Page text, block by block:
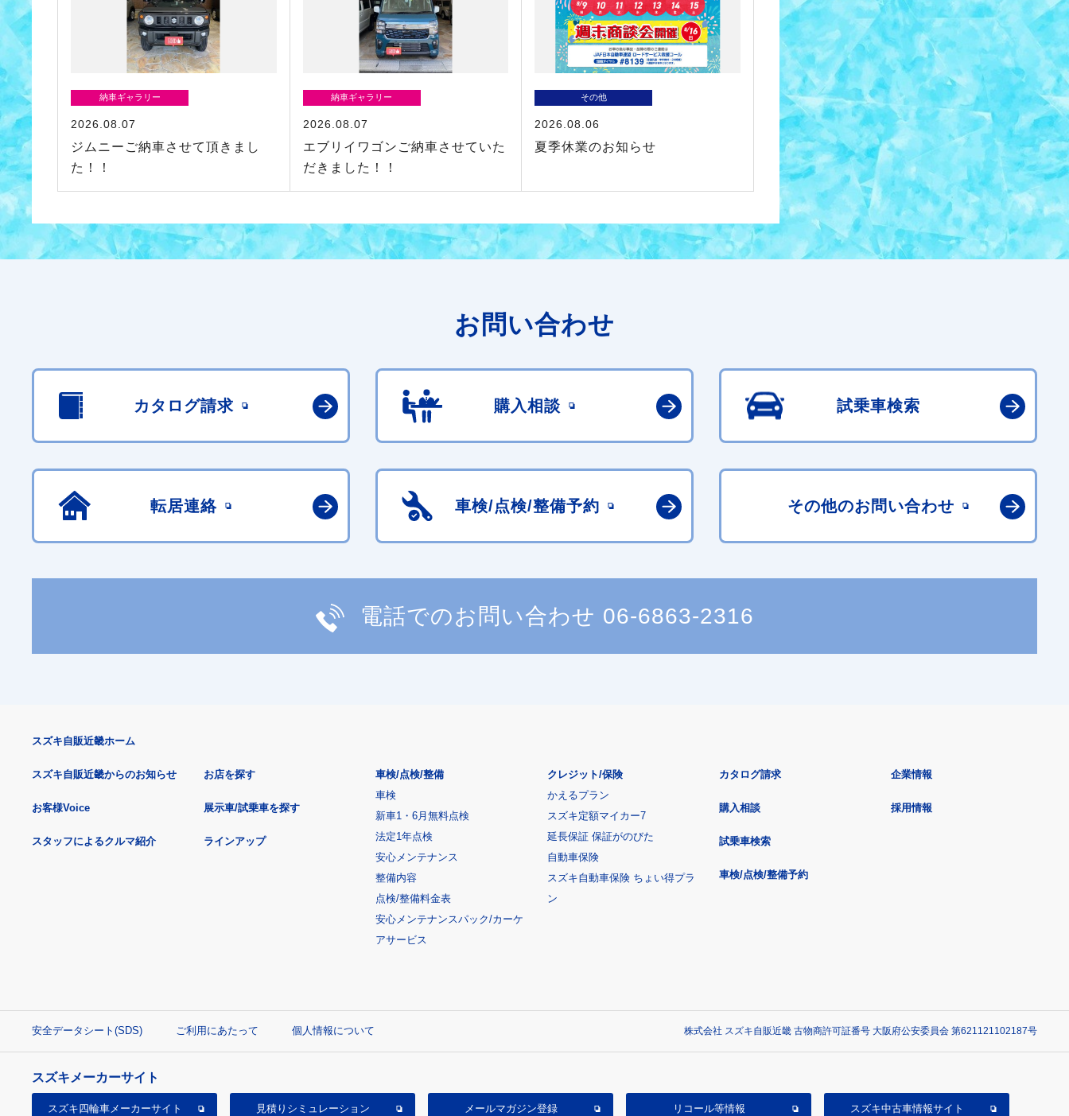
納車ギャラリー
2026.08.07
ジムニーご納車させて頂きまし
た！！
納車ギャラリー
2026.08.07
エブリイワゴンご納車させていた
だきました！！
その他
2026.08.06
夏季休業のお知らせ
お問い合わせ
カタログ請求 購入相談 試乗車検索
転居連絡 車検/点検/整備予約 その他のお問い合わせ
電話でのお問い合わせ 06-6863-2316
スズキ自販近畿ホーム
スズキ自販近畿からのお知らせ
お客様Voice
スタッフによるクルマ紹介
お店を探す
展示車/試乗車を探す
ラインアップ
車検/点検/整備
車検
新車1・6月無料点検
法定1年点検
安心メンテナンス
整備内容
点検/整備料金表
安心メンテナンスパック/カーケ
アサービス
クレジット/保険
かえるプラン
スズキ定額マイカー7
延長保証 保証がのびた
自動車保険
スズキ自動車保険 ちょい得プラ
ン
カタログ請求
購入相談
試乗車検索
車検/点検/整備予約
企業情報
採用情報
安全データシート(SDS) ご利用にあたって 個人情報について 株式会社 スズキ自販近畿 古物商許可証番号 大阪府公安委員会 第621121102187号
スズキメーカーサイト
スズキ四輪車メーカーサイト 見積り シミュレーション メールマガジン登録 リコール等情報 スズキ中古車情報サイト